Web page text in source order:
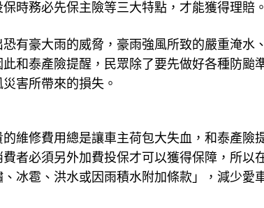
時務必先保主險等三大特點，才能獲得理賠。
有豪大雨的威脅，豪雨強風所致的嚴重淹水
和泰產險提醒，民眾除了要先做好各種防颱
害所帶來的損失。
維修費用總是讓車主荷包大失血，和泰產險
者必須另外加費投保才可以獲得保障，所以
冰雹、洪水或因雨積水附加條款」，減少愛